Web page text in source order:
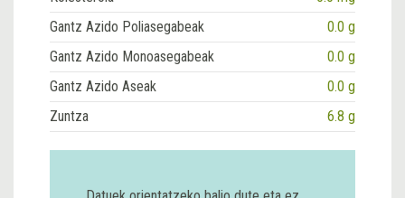
Gantz Azido Poliasegabeak
0.0 g
Gantz Azido Monoasegabeak
0.0 g
Gantz Azido Aseak
0.0 g
Zuntza
6.8 g